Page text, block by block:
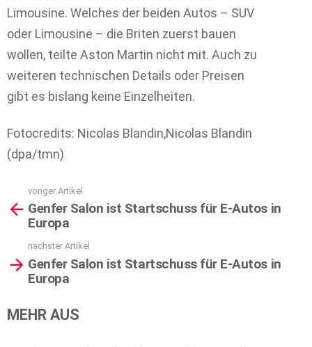
Limousine. Welches der beiden Autos – SUV
oder Limousine – die Briten zuerst bauen
wollen, teilte Aston Martin nicht mit. Auch zu
weiteren technischen Details oder Preisen
gibt es bislang keine Einzelheiten.
Fotocredits: Nicolas Blandin,Nicolas Blandin
(dpa/tmn)
more
voriger Artikel
Genfer Salon ist Startschuss für E-Autos in
Europa
nächster Artikel
Genfer Salon ist Startschuss für E-Autos in
Europa
MEHR AUS